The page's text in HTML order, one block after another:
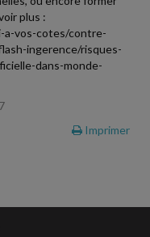
plus :
a-vos-cotes/contre-
ingerence/risques-
dans-monde-
Imprimer